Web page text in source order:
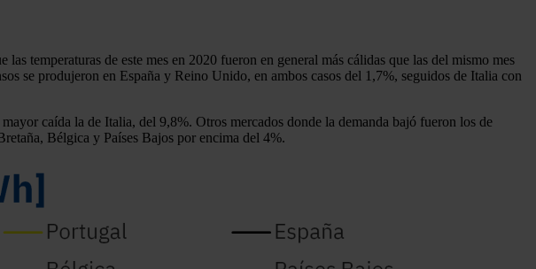
temperaturas de este mes en 2020 fueron en general más cálidas que las del mismo mes
se produjeron en España y Reino Unido, en ambos casos del 1,7%, seguidos de Italia con
caída la de Italia, del 9,8%. Otros mercados donde la demanda bajó fueron los de
Bélgica y Países Bajos por encima del 4%.